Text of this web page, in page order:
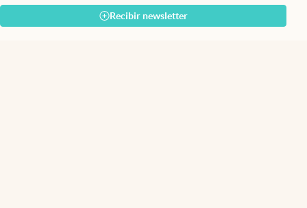
Recibir newsletter